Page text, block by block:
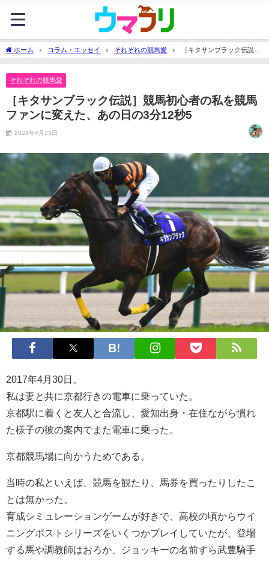
ホーム コラム・エッセイ それぞれの競馬愛
［キタサンブラック伝説］
競馬初心者の私を競馬ファンに変えた、あの日の3分12秒5
それぞれの競馬愛
［キタサンブラック伝説］競馬初心者の私を競馬
ファンに変えた、あの日の3分12秒5
2024年4月23日
2017年4月30日。
私は妻と共に京都行きの電車に乗っていた。
京都駅に着くと友人と合流し、愛知出身・在住ながら慣れ
た様子の彼の案内でまた電車に乗った。
京都競馬場に向かうためである。
当時の私といえば、競馬を観たり、馬券を買ったりしたこ
とは無かった。
育成シミュレーションゲームが好きで、高校の頃からウイ
ニングポストシリーズをいくつかプレイしていたが、登場
する馬や調教師はおろか、ジョッキーの名前すら武豊騎手